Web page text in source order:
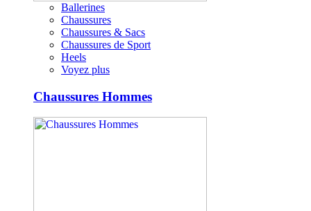
Ballerines
Chaussures
Chaussures & Sacs
Chaussures de Sport
Heels
Voyez plus
Chaussures Hommes